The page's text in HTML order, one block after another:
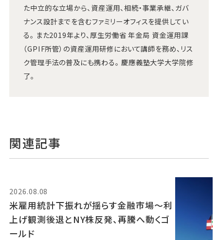
た中立的な立場から、資産運用、相続・事業承継、ガバ
ナンス設計までを含むファミリーオフィスを提供してい
る。 また2019年より、厚生労働省 年金局 資金運用課
（GPIF所管）の資産運用研修において講師を務め、リス
ク管理手法の普及にも携わる。 慶應義塾大学大学院修
了。
関連記事
2026.08.08
米雇用統計下振れが揺らす金融市場～利
上げ観測後退とNY株反発、再騰へ動くゴ
ールド